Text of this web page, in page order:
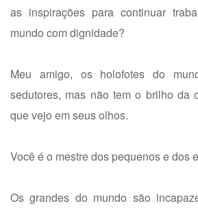
as inspirações para continuar
mundo com dignidade?
Meu amigo, os holofotes do
sedutores, mas não tem o brilho da
que vejo em seus olhos.
Você é o mestre dos pequenos e dos
Os grandes do mundo são